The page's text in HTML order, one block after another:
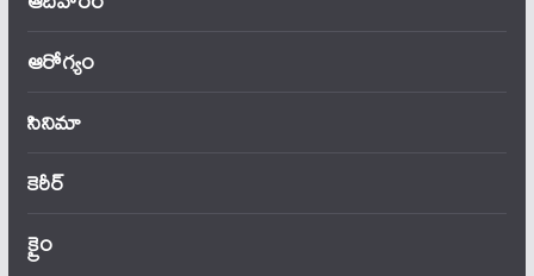
ఆరోగ్యం
సినిమా
కెరీర్
క్రైం